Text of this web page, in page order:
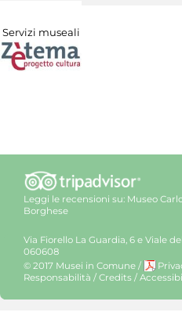
Servizi museali
Leggi le recensioni su: Museo
Borghese
Via Fiorello La Guardia, 6 e Viale
060608
© 2017 Musei in Comune /
Responsabilità / Credits /